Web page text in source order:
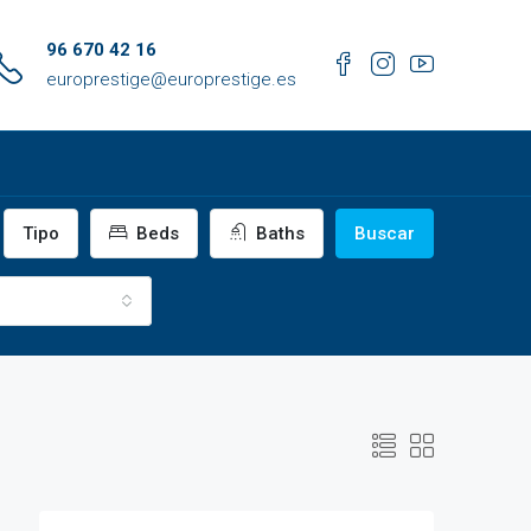
96 670 42 16
europrestige@europrestige.es
Tipo Beds Baths Buscar